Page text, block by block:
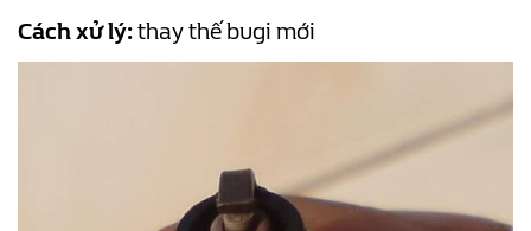
Cách xử lý:thay thế bugi mới